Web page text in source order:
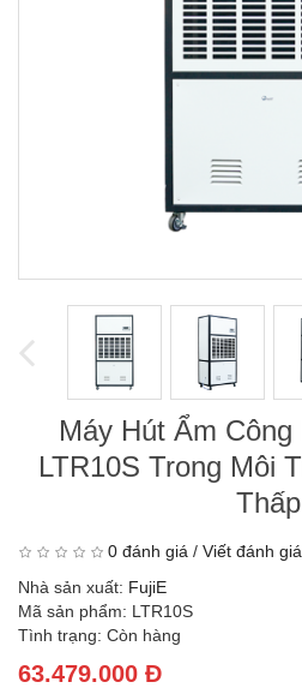
Máy Hút Ẩm
LTR10S Trong Môi
Thấp
0 đánh giá / Viết đánh giá
Nhà sản xuất: FujiE
Mã sản phẩm: LTR10S
Tình trạng: Còn hàng
63.479.000 Đ